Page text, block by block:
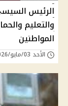
الرئيس
والتعليم
المواطنين
الأحد 03/مايو/2026 - 12:53 م